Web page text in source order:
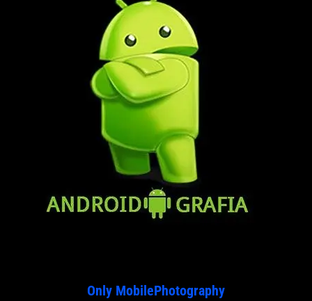
Only MobilePhotography